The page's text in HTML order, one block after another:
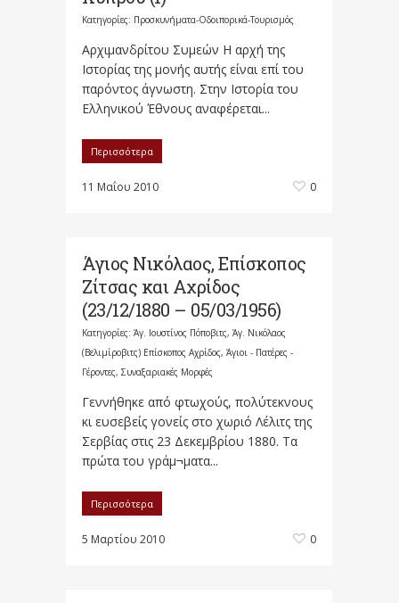
Κατηγορίες: Προσκυνήματα-Οδοιπορικά-Τουρισμός
Αρχιμανδρίτου Συμεών Η αρχή της
Ιστορίας της μονής αυτής είναι επί του
παρόντος άγνωστη. Στην Ιστορία του
Ελληνικού Έθνους αναφέρεται...
Περισσότερα
11 Μαΐου 2010 0
Άγιος Νικόλαος, Επίσκοπος
Ζίτσας και Αχρίδος
(23/12/1880 – 05/03/1956)
Κατηγορίες: Άγ. Ιουστίνος Πόποβιτς, Άγ. Νικόλαος
(Βελιμίροβιτς) Επίσκοπος Αχρίδος, Άγιοι - Πατέρες -
Γέροντες, Συναξαριακές Μορφές
Γεννήθηκε από φτωχούς, πολύτεκνους
κι ευσεβείς γονείς στο χωριό Λέλιτς της
Σερβίας στις 23 Δεκεμβρίου 1880. Τα
πρώτα του γράμ¬ματα...
Περισσότερα
5 Μαρτίου 2010 0